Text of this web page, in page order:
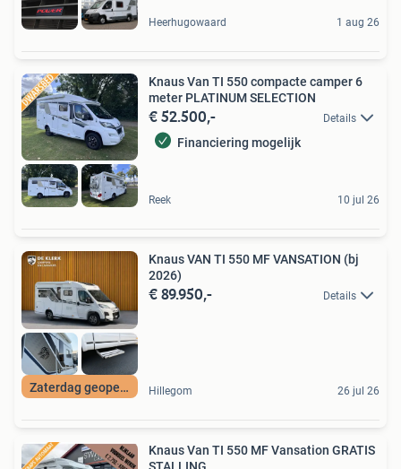
Heerhugowaard 1 aug 26
Knaus Van TI 550 compacte camper 6
meter PLATINUM SELECTION
€ 52.500,- Details
Financiering mogelijk
Reek 10 jul 26
Zaterdag geopend
Knaus VAN TI 550 MF VANSATION (bj
2026)
€ 89.950,- Details
Hillegom 26 jul 26
Knaus Van TI 550 MF Vansation GRATIS